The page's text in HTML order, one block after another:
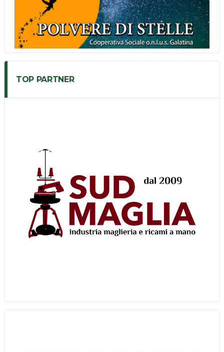
TOP PARTNER